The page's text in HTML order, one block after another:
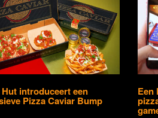
Hut introduceert een
Pizza Caviar Bump
Een